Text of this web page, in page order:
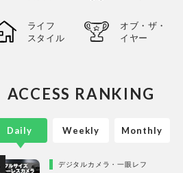
ライフ
スタイル
オブ・ザ・
イヤー
ACCESS RANKING
Daily
デジタルカメラ・一眼レフ
Weekly Monthly